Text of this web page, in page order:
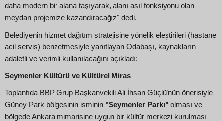
daha modern bir alana taşıyarak, alanı asıl fonksiyonu olan
meydan projemize kazandıracağız" dedi.
Belediyenin hizmet dağıtım stratejisine yönelik eleştirileri (hastane
acil servis) benzetmesiyle yanıtlayan Odabaşı, kaynakların
adaletli ve verimli kullanılacağını açıkladı:
Seymenler Kültürü ve Kültürel Miras
Toplantıda BBP Grup Başkanvekili Ali İhsan Güçlü’nün önerisiyle
Güney Park bölgesinin isminin "Seymenler Parkı" olması ve
bölgede Ankara mimarisine uygun bir kültür merkezi kurulması